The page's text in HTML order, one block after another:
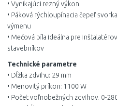
• Vynikajúci rezný výkon
• Páková rýchloupínacia čepeľ
výmenu
• Mečová píla ideálna pre
stavebníkov
Technické parametre
• Dĺžka zdvihu: 29 mm
• Menovitý príkon: 1100 W
• Počet voľnobežných zdvihov. 0-